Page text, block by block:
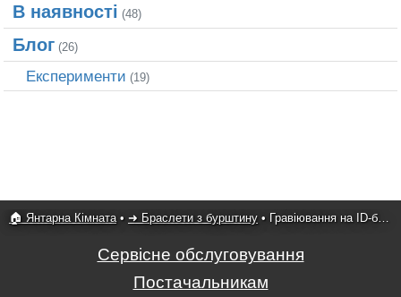
В наявності (48)
Блог (26)
Експерименти (19)
🏠 Янтарна Кімната• ➜ Браслети з бурштину • Гравіювання на ID-браслеті
Сервісне обслуговування
Постачальникам